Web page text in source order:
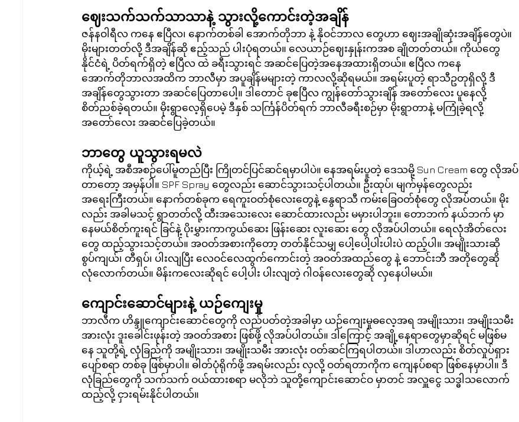
ဈေးသက်သက်သာသာနဲ့ သွားလို့ကောင်းတဲ့အချိန်
ဇန်နဝါရီလ ကနေ ဧပြီလ၊ နောက်တစ်ခါ အောက်တိုဘာ နဲ့ နိုဝင်ဘာလ တွေဟာ ဈေးအချိုဆုံးအချိန်တွေပဲ။
မိုးများတတ်လို့ ဒီအချိန်ဆို ဧည့်သည် ပါးပုံရတယ်။ လေယာဉ်ဈေးနှုန်းကအစ ချိုတတ်တယ်။ ကိုယ်တွေ
နိုင်ငံရဲ့ ပိတ်ရက်ရှိတဲ့ ဧပြီလ ထဲ ခရီးသွားရင် အဆင်ပြေတဲ့အနေအထားရှိတယ်။ ဧပြီလ ကနေ
အောက်တိုဘာလအထိက ဘာလီမှာ အပူချိန်မများတဲ့ ကာလလို့ဆိုရမယ်။ အရမ်းပူတဲ့ ရာသီဥတုရှိလို့ ဒီ
အချိန်တွေသွားတာ အဆင်ပြေတာပေါ့။ ဒါတောင် ခုဧပြီလ ကျွန်တော်သွားချိန် အတော်လေး ပူနေလို့
စိတ်ညစ်ခဲ့ရတယ်။ မိုးရွာလေ့ရှိပေမဲ့ ဒီနှစ် သင်္ကြန်ပိတ်ရက် ဘာလီခရီးစဉ်မှာ မိုးရွာတာနဲ့ မကြုံခဲ့ရလို့
အတော်လေး အဆင်ပြေခဲ့တယ်။
ဘာတွေ ယူသွားရမလဲ
ကိုယ့်ရဲ့ အစီအစဉ်ပေါ်မူတည်ပြီး ကြိုတင်ပြင်ဆင်ရမှာပါပဲ။ နေအရမ်းပူတဲ့ ဒေသမို့ Sun Cream တွေ လိုအပ်
တာတော့ အမှန်ပါ။ SPF Spray တွေလည်း ဆောင်သွားသင့်ပါတယ်။ ဦးထုပ်၊ မျက်မှန်တွေလည်း
အရေးကြီးတယ်။ နောက်တစ်ခုက ရေကူးဝတ်စုံလေးတွေနဲ့ နွေရာသီ ကမ်းခြေဝတ်စုံတွေ လိုအပ်တယ်။ မိုး
လည်း အခါမသင့် ရွာတတ်လို့ ထီးအသေးလေး ဆောင်ထားလည်း မမှားပါဘူး။ တောဘက် နယ်ဘက် မှာ
နေမယ်စိတ်ကူးရင် ခြင်နဲ့ ပိုးမွှားကာကွယ်ဆေး ဖြန်းဆေး လူးဆေး တွေ လိုအပ်ပါတယ်။ ရေလုံအိတ်လေး
တွေ ထည့်သွားသင့်တယ်။ အဝတ်အစားကိုတော့ တတ်နိုင်သမျှ ပေါ့ပေါ့ပါးပါးပဲ ထည့်ပါ။ အမျိုးသားဆို
စွပ်ကျယ်၊ တီရှပ်၊ ပါးလျပြီး လေဝင်လေထွက်ကောင်းတဲ့ အဝတ်အထည်တွေ နဲ့ ဘောင်းဘီ အတိုတွေဆို
လုံလောက်တယ်။ မိန်းကလေးဆိုရင် ပေါ့ပါး ပါးလျတဲ့ ဂါဝန်လေးတွေဆို လှနေပါမယ်။
ကျောင်းဆောင်များနဲ့ ယဉ်ကျေးမှု
ဘာလီက ဟိန္ဒူကျောင်းဆောင်တွေကို လည်ပတ်တဲ့အခါမှာ ယဉ်ကျေးမှုဓလေ့အရ အမျိုးသား၊ အမျိုးသမီး
အားလုံး ဒူးခေါင်းဖုန်းတဲ့ အဝတ်အစား ဖြစ်ဖို့ လိုအပ်ပါတယ်။ ဒါကြောင့် အချို့နေရာတွေမှာဆိုရင် မဖြစ်မ
နေ သူတို့ရဲ့ လုံခြည်ကို အမျိုးသား၊ အမျိုးသမီး အားလုံး ဝတ်ဆင်ကြရပါတယ်။ ဒါဟာလည်း စိတ်လှုပ်ရှား
ပျော်စရာ တစ်ခု ဖြစ်မှာပါ။ ဓါတ်ပုံရိုက်ဖို့ အရမ်းလည်း လှလို့ ဝတ်ရတာကိုက ကျေနပ်စရာ ဖြစ်နေမှာပါ။ ဒီ
လုံခြည်တွေကို သက်သက် ဝယ်ထားစရာ မလိုဘဲ သူတို့ကျောင်းဆောင်ဝ မှာတင် အလှူငွေ သဒ္ဓါသလောက်
ထည့်လို့ ငှားရမ်းနိုင်ပါတယ်။